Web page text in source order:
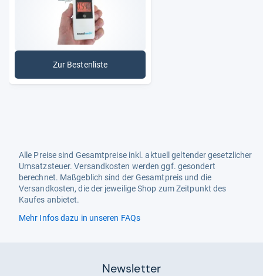
Zur Bestenliste
: Alkoholtester
Alle Preise sind Gesamtpreise inkl. aktuell geltender gesetzlicher
Umsatzsteuer. Versandkosten werden ggf. gesondert
berechnet. Maßgeblich sind der Gesamtpreis und die
Versandkosten, die der jeweilige Shop zum Zeitpunkt des
Kaufes anbietet.
Mehr Infos dazu in unseren FAQs
Newsletter